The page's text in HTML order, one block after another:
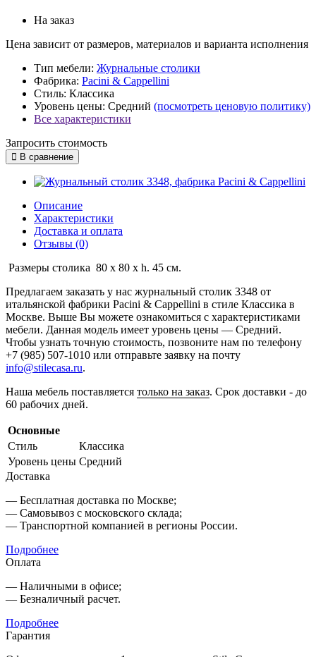
На заказ
Цена зависит от размеров, материалов и варианта исполнения
Тип мебели: Журнальные столики
Фабрика: Pacini & Cappellini
Стиль: Классика
Уровень цены: Средний (посмотреть ценовую политику)
Все характеристики
Запросить стоимость
В сравнение
Описание
Характеристики
Доставка и оплата
Отзывы (0)
Размеры столика 80 x 80 x h. 45 см.
Предлагаем заказать у нас журнальный столик 3348 от
итальянской фабрики Pacini & Cappellini в стиле Классика в
Москве. Выше Вы можете ознакомиться с характеристиками
мебели. Данная модель имеет уровень цены — Средний.
Чтобы узнать точную стоимость, позвоните нам по телефону
+7 (985) 507-1010 или отправьте заявку на почту
info@stilecasa.ru.
Наша мебель поставляется только на заказ. Срок доставки - до
60 рабочих дней.
Основные
Стиль
Классика
Уровень цены Средний
Доставка
— Бесплатная доставка по Москве;
— Самовывоз с московского склада;
— Транспортной компанией в регионы России.
Подробнее
Оплата
— Наличными в офисе;
— Безналичный расчет.
Подробнее
Гарантия